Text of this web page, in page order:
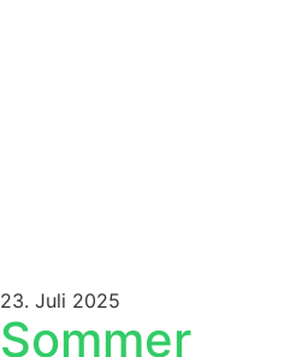
23. Juli 2025
Sommer